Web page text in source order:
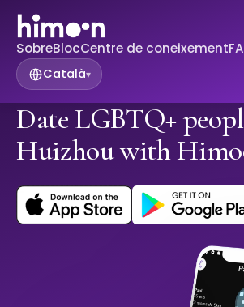
SobreBlocCentre de coneixement
Català▾
Date LGBTQ+
Huizhou with